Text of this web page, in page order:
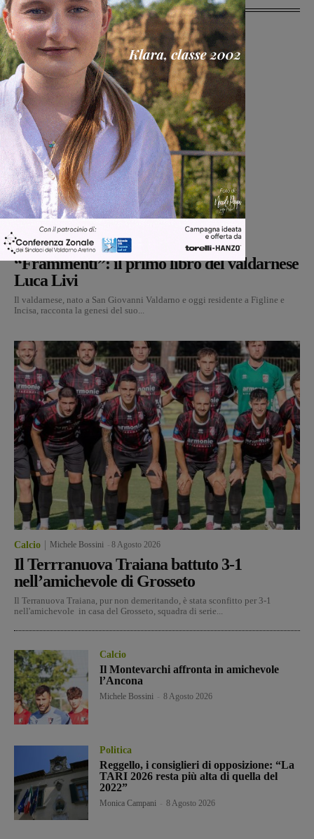
Cultura Martina Giardi
Dal treno all’ospedale, la vita in
“Frammenti”: il primo libro del valdarnese
Luca Livi
Il valdarnese, nato a San Giovanni Valdarno e oggi residente a Figline e
Incisa, racconta la genesi del suo...
Calcio Michele Bossini 8 Agosto 2026
Il Terrranuova Traiana battuto 3-1
nell’amichevole di Grosseto
Il Terranuova Traiana, pur non demeritando, è stata sconfitto per 3-1
nell'amichevole in casa del Grosseto, squadra di serie...
Calcio
Il Montevarchi affronta in amichevole
l’Ancona
Michele Bossini 8 Agosto 2026
Politica
Reggello, i consiglieri di opposizione: “La
TARI 2026 resta più alta di quella del
2022”
Monica Campani 8 Agosto 2026